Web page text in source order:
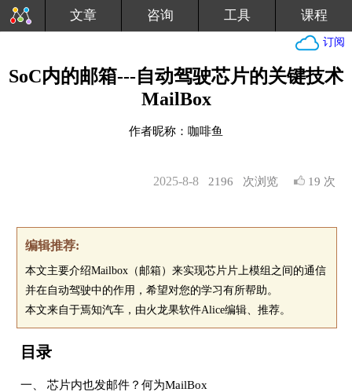
文章 咨询 工具 课程
订阅
SoC内的邮箱---自动驾驶芯片的关键技术
MailBox
作者昵称：咖啡鱼
2196 次浏览 19 次
2025-8-8
编辑推荐:
本文主要介绍Mailbox（邮箱）来实现芯片片上模组之间的通信
并在自动驾驶中的作用，希望对您的学习有所帮助。
本文来自于焉知汽车，由火龙果软件Alice编辑、推荐。
目录
一、 芯片内也发邮件？何为MailBox